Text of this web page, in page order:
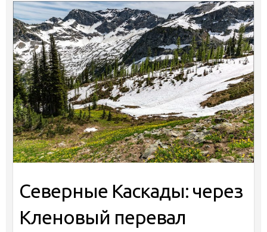
Северные Каскады: через
Кленовый перевал